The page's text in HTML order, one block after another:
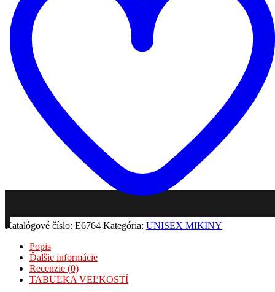
Katalógové číslo: E6764 Kategória: UNISEX MIKINY
Popis
Ďalšie informácie
Recenzie (0)
TABUĽKA VEĽKOSTÍ